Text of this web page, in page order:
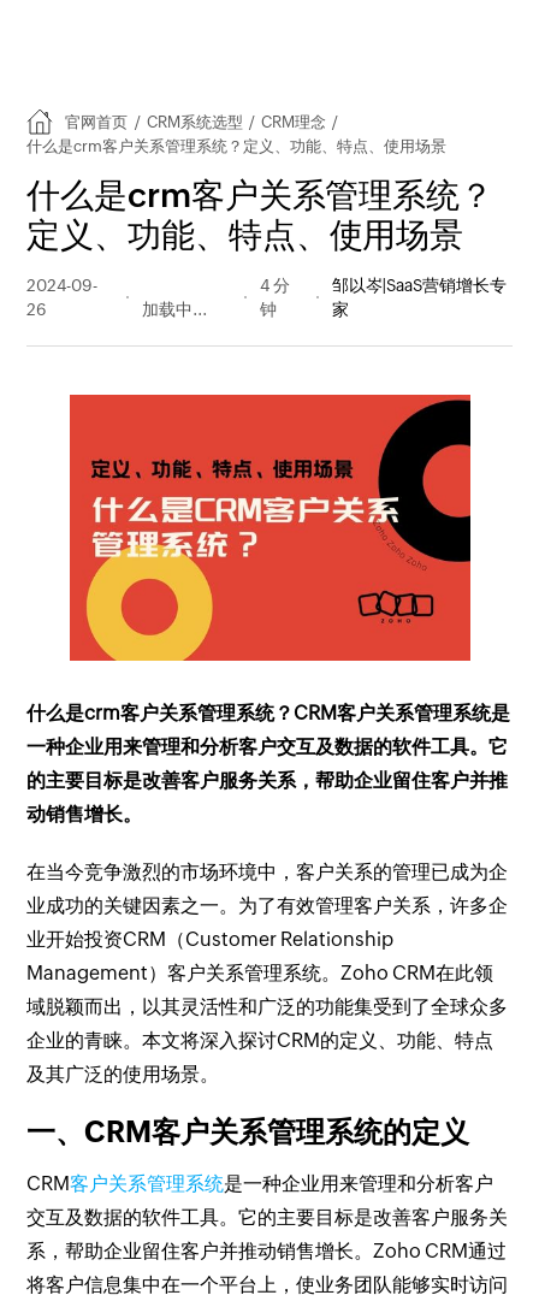
官网首页 / CRM系统选型 / CRM理念 /
什么是crm客户关系管理系统？定义、功能、特点、使用场景
什么是crm客户关系管理系统？
定义、功能、特点、使用场景
2024-09-
26
量
4 分
钟
邹以岑|SaaS营销增长专
家
什么是crm客户关系管理系统？CRM客户关系管理系统是
一种企业用来管理和分析客户交互及数据的软件工具。它
的主要目标是改善客户服务关系，帮助企业留住客户并推
动销售增长。
在当今竞争激烈的市场环境中，客户关系的管理已成为企
业成功的关键因素之一。为了有效管理客户关系，许多企
业开始投资CRM（Customer Relationship
Management）客户关系管理系统。Zoho CRM在此领
域脱颖而出，以其灵活性和广泛的功能集受到了全球众多
企业的青睐。本文将深入探讨CRM的定义、功能、特点
及其广泛的使用场景。
一、CRM客户关系管理系统的定义
CRM客户关系管理系统是一种企业用来管理和分析客户
交互及数据的软件工具。它的主要目标是改善客户服务关
系，帮助企业留住客户并推动销售增长。Zoho CRM通过
将客户信息集中在一个平台上，使业务团队能够实时访问